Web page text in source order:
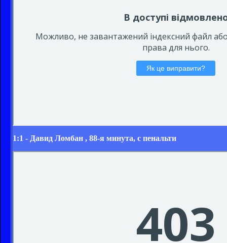
1:1 - Давид Ломбан , 88-я минута, с пенальти